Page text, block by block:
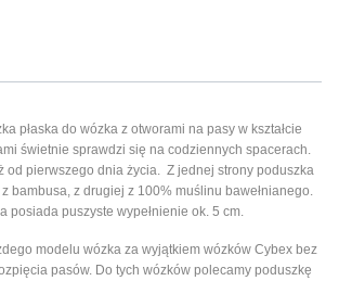
płaska do wózka z otworami na pasy w kształcie
świetnie sprawdzi się na codziennych spacerach.
od pierwszego dnia życia. Z jednej strony poduszka
bambusa, z drugiej z 100% muślinu bawełnianego.
posiada puszyste wypełnienie ok. 5 cm.
modelu wózka za wyjątkiem wózków Cybex bez
pasów. Do tych wózków polecamy poduszkę